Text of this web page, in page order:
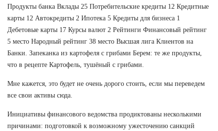
Продукты банка Вклады 25 Потребительские кредиты 12 Кредитные
карты 12 Автокредиты 2 Ипотека 5 Кредиты для бизнеса 1
Дебетовые карты 17 Курсы валют 2 Рейтинги Финансовый рейтинг
5 место Народный рейтинг 38 место Высшая лига Клиентов на
Банки. Запеканка из картофеля с грибами Берем: те же продукты,
что в рецепте Картофель, тушёный с грибами.
Мне кажется, это будет не очень дорого стоить, если мы переведем
все свои активы сюда.
Инициативы финансового ведомства продиктованы несколькими
причинами: подготовкой к возможному ужесточению санкций